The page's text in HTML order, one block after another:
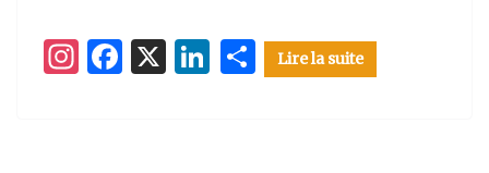
I
F
X
Li
ar
Lire la suite